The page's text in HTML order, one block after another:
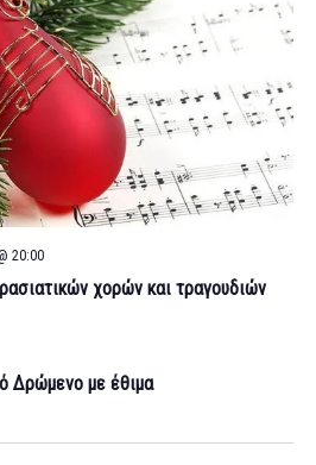
χορών και τραγουδιών
20:00
Δρώμενο με έθιμα